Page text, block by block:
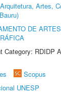
Artes,
DE
Category: RDIDP
Scopus
UNESP